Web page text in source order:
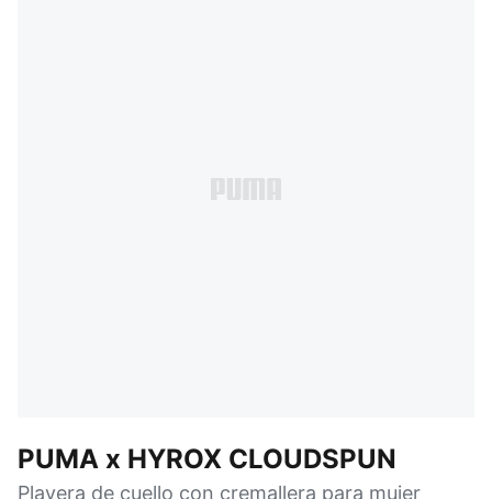
PUMA x HYROX CLOUDSPUN
Playera de cuello con cremallera para mujer